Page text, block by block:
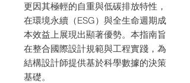
更因其極輕的自重與低碳排放特性，
在環境永續（ESG）與全生命週期成
本效益上展現出顯著優勢。本指南旨
在整合國際設計規範與工程實踐，為
結構設計師提供基於科學數據的決策
基礎。